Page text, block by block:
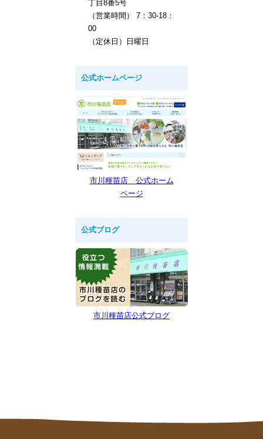
丁目8番5号
（営業時間） 7：30-18：
00
（定休日）日曜日
公式ホームページ
市川種苗店 公式ホーム
ページ
公式ブログ
市川種苗店公式ブログ